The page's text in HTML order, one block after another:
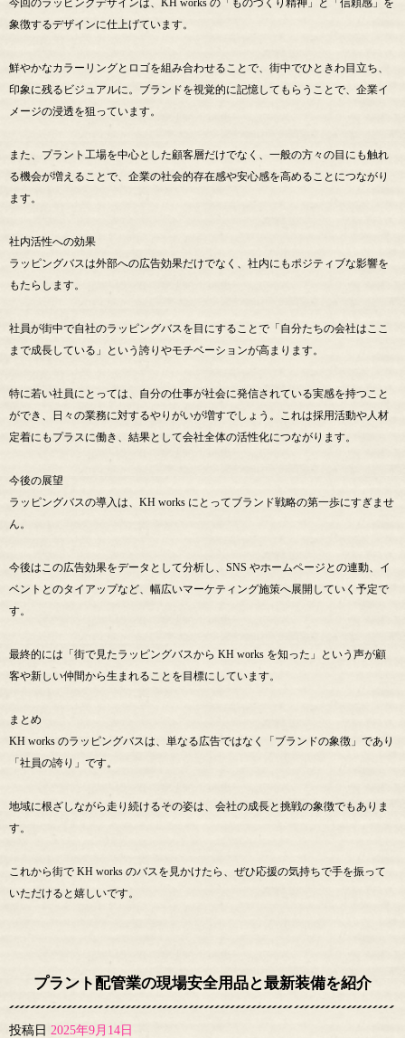
今回のラッピングデザインは、KH works の「ものづくり精神」と「信頼感」を
象徴するデザインに仕上げています。
鮮やかなカラーリングとロゴを組み合わせることで、街中でひときわ目立ち、
印象に残るビジュアルに。ブランドを視覚的に記憶してもらうことで、企業イ
メージの浸透を狙っています。
また、プラント工場を中心とした顧客層だけでなく、一般の方々の目にも触れ
る機会が増えることで、企業の社会的存在感や安心感を高めることにつながり
ます。
社内活性への効果
ラッピングバスは外部への広告効果だけでなく、社内にもポジティブな影響を
もたらします。
社員が街中で自社のラッピングバスを目にすることで「自分たちの会社はここ
まで成長している」という誇りやモチベーションが高まります。
特に若い社員にとっては、自分の仕事が社会に発信されている実感を持つこと
ができ、日々の業務に対するやりがいが増すでしょう。これは採用活動や人材
定着にもプラスに働き、結果として会社全体の活性化につながります。
今後の展望
ラッピングバスの導入は、KH works にとってブランド戦略の第一歩にすぎませ
ん。
今後はこの広告効果をデータとして分析し、SNS やホームページとの連動、イ
ベントとのタイアップなど、幅広いマーケティング施策へ展開していく予定で
す。
最終的には「街で見たラッピングバスから KH works を知った」という声が顧
客や新しい仲間から生まれることを目標にしています。
まとめ
KH works のラッピングバスは、単なる広告ではなく「ブランドの象徴」であり
「社員の誇り」です。
地域に根ざしながら走り続けるその姿は、会社の成長と挑戦の象徴でもありま
す。
これから街で KH works のバスを見かけたら、ぜひ応援の気持ちで手を振って
いただけると嬉しいです。
プラント配管業の現場安全用品と最新装備を紹介
投稿日 2025年9月14日